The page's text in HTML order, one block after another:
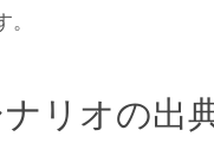
リオの出